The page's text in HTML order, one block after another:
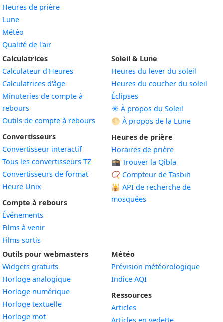
Heures de prière
Lune
Météo
Qualité de l'air
Calculatrices
Calculateur d'Heures
Calculatrices d'âge
Minuteries de compte à
rebours
Outils de compte à rebours
Convertisseurs
Convertisseur interactif
Tous les convertisseurs TZ
Convertisseurs de format
Heure Unix
Compte à rebours
Événements
Films à venir
Films sortis
Soleil & Lune
Heures du lever du soleil
Heures du coucher du soleil
Éclipses
☀️ À propos du Soleil
🌕 À propos de la Lune
Heures de prière
Horaires de prière
🕋 Trouver la Qibla
📿 Compteur de Tasbih
🕌 API de recherche de
mosquées
Outils pour webmasters
Widgets gratuits
Horloge analogiqueWidget
Horloge numériqueWidget
Horloge textuelleWidget
Horloge motWidget
Météo
Prévision météorologique
Indice AQI
Ressources
Articles
Articles en vedette